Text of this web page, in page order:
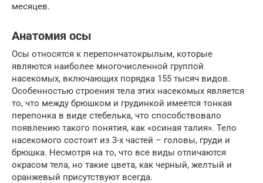
месяцев.
Анатомия осы
Осы относятся к перепончатокрылым, которые
являются наиболее многочисленной группой
насекомых, включающих порядка 155 тысяч видов.
Особенностью строения тела этих насекомых является
то, что между брюшком и грудинкой имеется тонкая
перепонка в виде стебелька, что способствовало
появлению такого понятия, как «осиная талия». Тело
насекомого состоит из 3-х частей – головы, груди и
брюшка. Несмотря на то, что все виды отличаются
окрасом тела, но такие цвета, как черный, желтый и
оранжевый присутствуют всегда.